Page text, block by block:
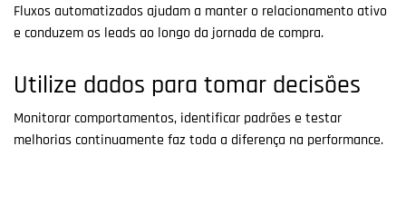
Fluxos automatizados ajudam a manter o relacionamento ativo
e conduzem os leads ao longo da jornada de compra.
Utilize dados para tomar decisões
Monitorar comportamentos, identificar padrões e testar
melhorias continuamente faz toda a diferença na performance.